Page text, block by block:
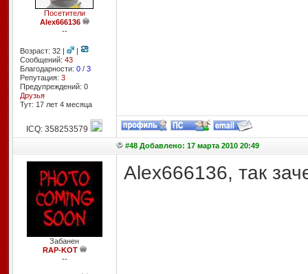
Посетители
Alex666136
--
Возраст: 32 |
|
Сообщений: 43
Благодарности: 0/ 3
Репутация: 3
Предупреждений: 0
Друзья
Тут: 17 лет 4 месяцa
ICQ: 358253579
#48 Добавлено: 17 марта 2010 20:49
Забанен
RAP-KOT
--
Alex666136, так